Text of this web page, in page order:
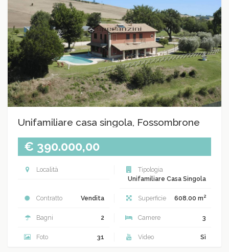
Unifamiliare casa singola, Fossombrone
€ 390.000,00
Località
Tipologia
Unifamiliare Casa Singola
Contratto Vendita Superficie 608.00 m2
Bagni 2 Camere 3
Foto 31 Video Sì